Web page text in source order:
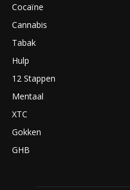
Cocaïne
Cannabis
Tabak
Hulp
12 Stappen
Mentaal
XTC
Gokken
GHB